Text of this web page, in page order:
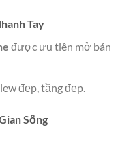
Tay
được ưu tiên mở bán
đẹp, tầng đẹp.
Sống